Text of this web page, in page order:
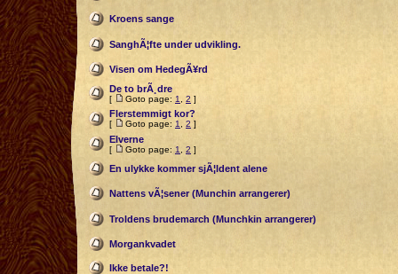
Kroens sange
SanghÃ¦fte under udvikling.
Visen om HedegÃ¥rd
De to brÃ¸dre
[ Goto page: 1 2 ]
Flerstemmigt kor?
[ Goto page: 1 2 ]
Elverne
[ Goto page: 1 2 ]
En ulykke kommer sjÃ¦ldent alene
Nattens vÃ¦sener (Munchin arrangerer)
Troldens brudemarch (Munchkin arrangerer)
Morgankvadet
Ikke betale?!